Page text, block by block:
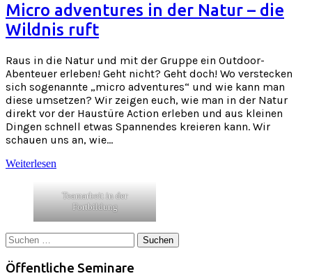
Micro adventures in der Natur – die
Wildnis ruft
Raus in die Natur und mit der Gruppe ein Outdoor-
Abenteuer erleben! Geht nicht? Geht doch! Wo verstecken
sich sogenannte „micro adventures“ und wie kann man
diese umsetzen? Wir zeigen euch, wie man in der Natur
direkt vor der Haustüre Action erleben und aus kleinen
Dingen schnell etwas Spannendes kreieren kann. Wir
schauen uns an, wie…
Weiterlesen
Teamarbeit in der
Fortbildung
Suchen
nach:
Öffentliche Seminare